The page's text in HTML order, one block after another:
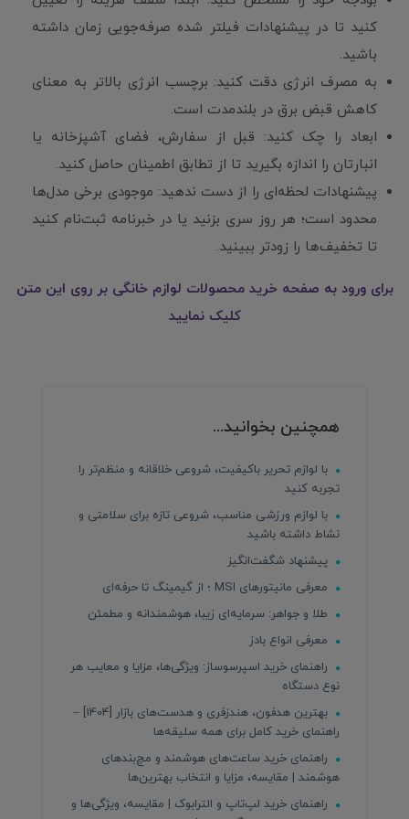
کنید تا در پیشنهادات فیلتر شده صرفه‌جویی زمان داشته
باشید.
به مصرف انرژی دقت کنید: برچسب انرژی بالاتر به معنای
کاهش قبض برق در بلندمدت است.
ابعاد را چک کنید: قبل از سفارش، فضای آشپزخانه یا
انبارتان را اندازه بگیرید تا از تطابق اطمینان حاصل کنید.
پیشنهادات لحظه‌ای را از دست ندهید: موجودی برخی مدل‌ها
محدود است؛ هر روز سری بزنید یا در خبرنامه ثبت‌نام کنید
تا تخفیف‌ها را زودتر ببینید.
برای ورود به صفحه خرید محصولات لوازم خانگی بر روی این متن
کلیک نمایید
همچنین بخوانید...
با لوازم تحریر باکیفیت، شروعی خلاقانه و منظم‌تر را
تجربه کنید
با لوازم ورزشی مناسب، شروعی تازه برای سلامتی و
نشاط داشته باشید
پیشنهاد شگفت‌انگیز
معرفی مانیتورهای MSI ؛ از گیمینگ تا حرفه‌ای
طلا و جواهر: سرمایه‌ای زیبا، هوشمندانه و مطمئن
معرفی انواع بادز
راهنمای خرید اسپرسوساز: ویژگی‌ها، مزایا و معایب هر
نوع دستگاه
بهترین هدفون، هندزفری و هدست‌های بازار [1404] –
راهنمای خرید کامل برای همه سلیقه‌ها
راهنمای خرید ساعت‌های هوشمند و مچ‌بندهای
هوشمند | مقایسه، مزایا و انتخاب بهترین‌ها
راهنمای خرید لپ‌تاپ و الترابوک | مقایسه، ویژگی‌ها و